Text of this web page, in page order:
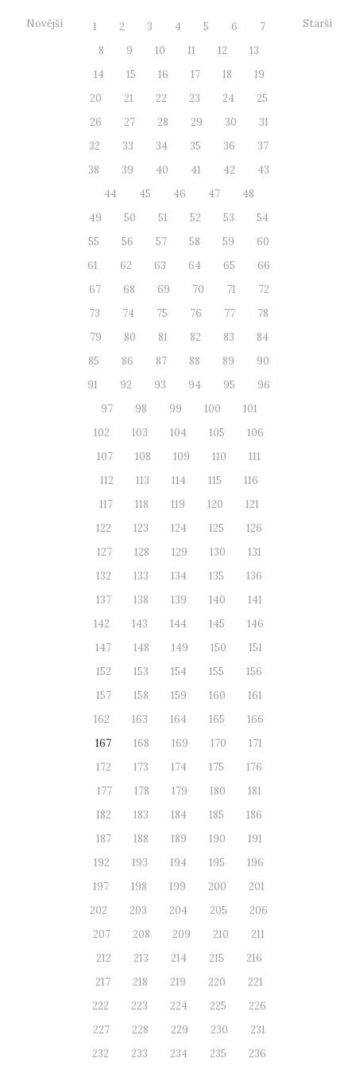
Novější 1 2 3 4 5 6
7
8
9 10 11 12
13
14
15 16 17 18
19
20
21 22 23 24
25
26
27 28 29 30
31
32
33 34 35 36
37
38
39 40 41 42
43
44
45 46 47
48
49
50 51 52 53
54
55
56 57 58 59
60
61
62 63 64 65
66
67
68 69 70 71
72
73
74 75 76 77
78
79
80 81 82 83
84
85
86 87 88 89
90
91
92 93 94 95
96
97
98 99 100
101
102
103 104 105
106
107
108 109 110
111
112
113 114 115
116
117
118 119 120
121
122
123 124 125
126
127
128 129 130
131
132
133 134 135
136
137
138 139 140
141
142
143 144 145
146
147
148 149 150
151
152
153 154 155
156
157
158 159 160
161
162
163 164 165
166
167
168 169 170
171
172
173 174 175
176
177
178 179 180
181
182
183 184 185
186
187
188 189 190
191
192
193 194 195
196
197
198 199 200
201
202
203 204 205
206
207
208 209 210
211
212
213 214 215
216
217
218 219 220
221
222
223 224 225
226
227
228 229 230
231
232
233 234 235
236
Starší